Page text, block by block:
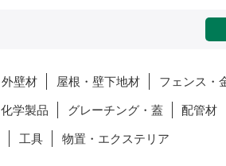
外壁材 屋根・壁下地材 フェンス・
化学製品 グレーチング・蓋 配管材
工具 物置・エクステリア